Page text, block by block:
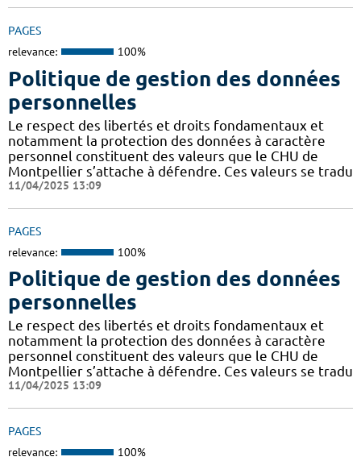
PAGES
relevance: 100%
Politique de gestion des données
personnelles
Le respect des libertés et droits fondamentaux et
notamment la protection des données à caractère
personnel constituent des valeurs que le CHU de
Montpellier s’attache à défendre. Ces valeurs se tradu
11/04/2025 13:09
PAGES
relevance: 100%
Politique de gestion des données
personnelles
Le respect des libertés et droits fondamentaux et
notamment la protection des données à caractère
personnel constituent des valeurs que le CHU de
Montpellier s’attache à défendre. Ces valeurs se tradu
11/04/2025 13:09
PAGES
relevance: 100%